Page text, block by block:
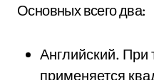
Основных всего два:
Английский. При
применяется